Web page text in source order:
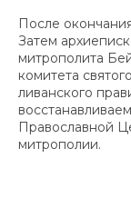
После
Затем
митрополита
комитета
ливанского
Православной
митрополии.